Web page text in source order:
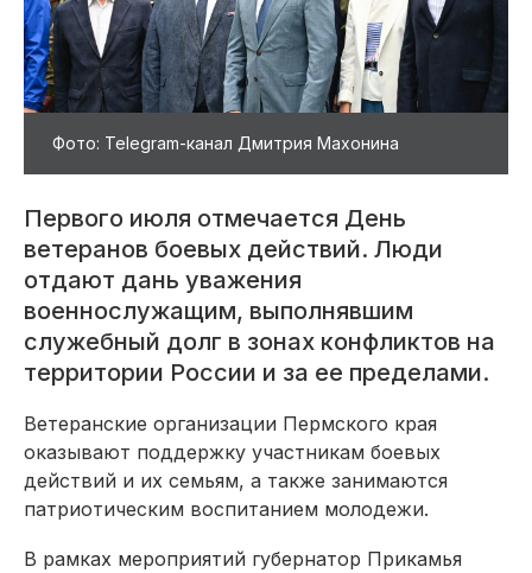
Фото: Telegram-канал Дмитрия Махонина
Первого июля отмечается День
ветеранов боевых действий. Люди
отдают дань уважения
военнослужащим, выполнявшим
служебный долг в зонах конфликтов на
территории России и за ее пределами.
Ветеранские организации Пермского края
оказывают поддержку участникам боевых
действий и их семьям, а также занимаются
патриотическим воспитанием молодежи.
В рамках мероприятий губернатор Прикамья